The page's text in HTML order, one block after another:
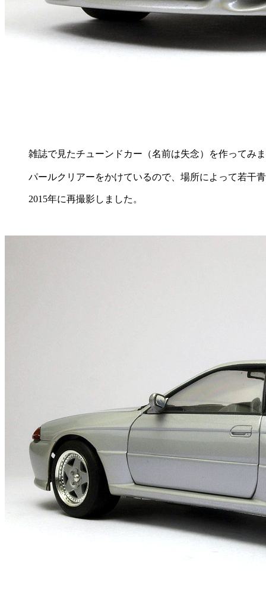
雑誌で見たチューンドカー（名前は失念）を作ってみ
パールクリアーをかけているので、場所によって若干
2015年に再撮影しました。